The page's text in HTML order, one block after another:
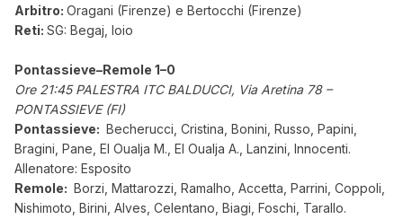
Arbitro: Oragani (Firenze) e Bertocchi (Firenze)
Reti: SG: Begaj, Ioio
Pontassieve–Remole 1–0
Ore 21:45 PALESTRA ITC BALDUCCI, Via Aretina 78 –
PONTASSIEVE (FI)
Pontassieve: Becherucci, Cristina, Bonini, Russo, Papini,
Bragini, Pane, El Oualja M., El Oualja A., Lanzini, Innocenti.
Allenatore: Esposito
Remole: Borzi, Mattarozzi, Ramalho, Accetta, Parrini, Coppoli,
Nishimoto, Birini, Alves, Celentano, Biagi, Foschi, Tarallo.